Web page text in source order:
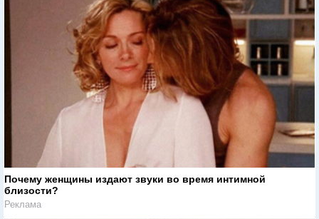
Почему женщины издают звуки во время интимной
близости?
Реклама